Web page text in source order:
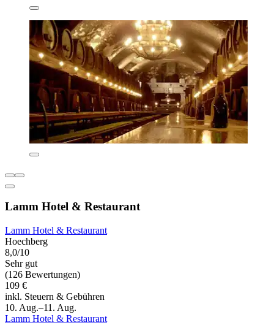
Lamm Hotel & Restaurant
Lamm Hotel & Restaurant
Hoechberg
8,0/10
Sehr gut
(126 Bewertungen)
109 €
inkl. Steuern & Gebühren
10. Aug.–11. Aug.
Lamm Hotel & Restaurant